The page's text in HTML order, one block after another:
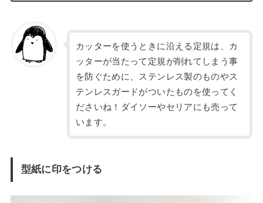
カッターを使うときに沿える定規は、カ
ッターが当たって定規が削れてしまう事
を防ぐために、ステンレス製のものやス
テンレスガードがついたものを使ってく
ださいね！ダイソーやセリアにも売って
います。
型紙に印をつける